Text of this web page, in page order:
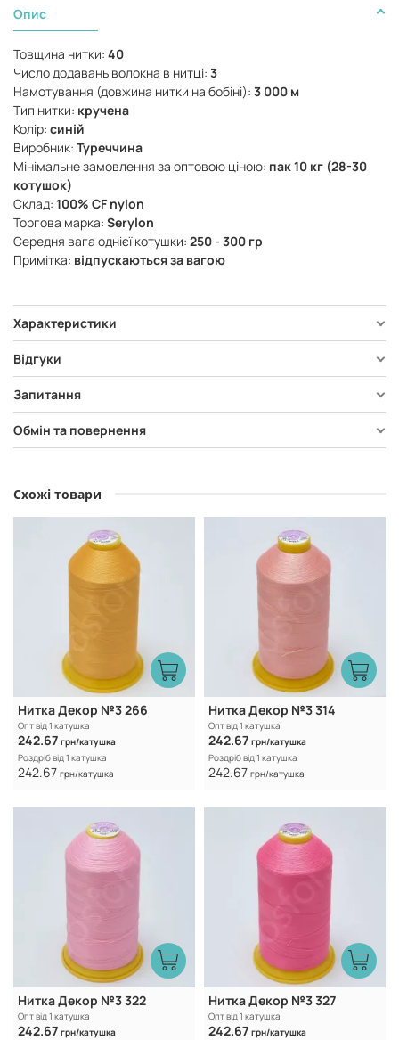
Опис
Товщина нитки: 40
Число додавань волокна в нитці: 3
Намотування (довжина нитки на бобіні): 3 000 м
Тип нитки: кручена
Колір: синій
Виробник: Туреччина
Мінімальне замовлення за оптовою ціною: пак 10 кг (28-30
котушок)
Склад: 100% CF nylon
Торгова марка: Serylon
Середня вага однієї котушки: 250 - 300 гр
Примітка: відпускаються за вагою
Характеристики
Відгуки
Запитання
Обмін та повернення
Схожі товари
Нитка Декор №3 266
Опт від 1 катушка
242.67 грн/катушка
Роздріб від 1 катушка
242.67 грн/катушка
Нитка Декор №3 314
Опт від 1 катушка
242.67 грн/катушка
Роздріб від 1 катушка
242.67 грн/катушка
Нитка Декор №3 322
Опт від 1 катушка
242.67 грн/катушка
Нитка Декор №3 327
Опт від 1 катушка
242.67 грн/катушка